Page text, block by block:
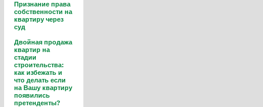
Признание права
собственности на
квартиру через
суд
Двойная продажа
квартир на
стадии
строительства:
как избежать и
что делать если
на Вашу квартиру
появились
претенденты?